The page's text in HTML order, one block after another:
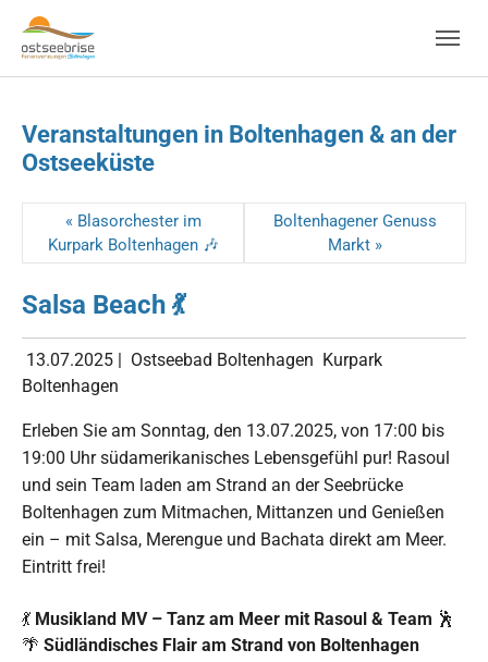
Skip to main navigation
Zum Hauptinhalt springen
Skip to page footer
Veranstaltungen in Boltenhagen & an der
Ostseeküste
« Blasorchester im
Kurpark Boltenhagen 🎶
Boltenhagener Genuss
Markt »
Salsa Beach 💃
13.07.2025 | Ostseebad Boltenhagen Kurpark
Boltenhagen
Erleben Sie am Sonntag, den 13.07.2025, von 17:00 bis
19:00 Uhr südamerikanisches Lebensgefühl pur! Rasoul
und sein Team laden am Strand an der Seebrücke
Boltenhagen zum Mitmachen, Mittanzen und Genießen
ein – mit Salsa, Merengue und Bachata direkt am Meer.
Eintritt frei!
💃 Musikland MV – Tanz am Meer mit Rasoul & Team 🕺
🌴 Südländisches Flair am Strand von Boltenhagen